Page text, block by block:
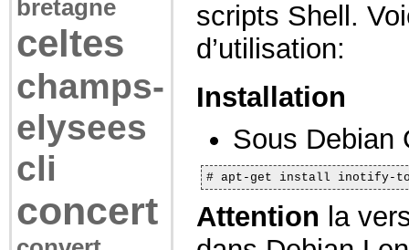
bretagne
celtes
champs-
elysees
cli
concert
scripts Shell.
d’utilisation:
Installation
Sous Debian
# apt-get install inotify-
Attention la